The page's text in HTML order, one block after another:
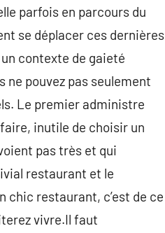
parfois en parcours du
se déplacer ces dernières
contexte de gaieté
ne pouvez pas seulement
Le premier administre
inutile de choisir un
pas très et qui
restaurant et le
restaurant, c’est de ce
vivre.Il faut